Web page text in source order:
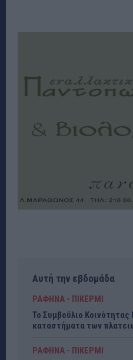
Αυτή την εβδομάδα
ΡΑΦΗΝΑ - ΠΙΚΕΡΜΙ
Το Συμβούλιο Κοινότητας
καταστήματα των
ΡΑΦΗΝΑ - ΠΙΚΕΡΜΙ